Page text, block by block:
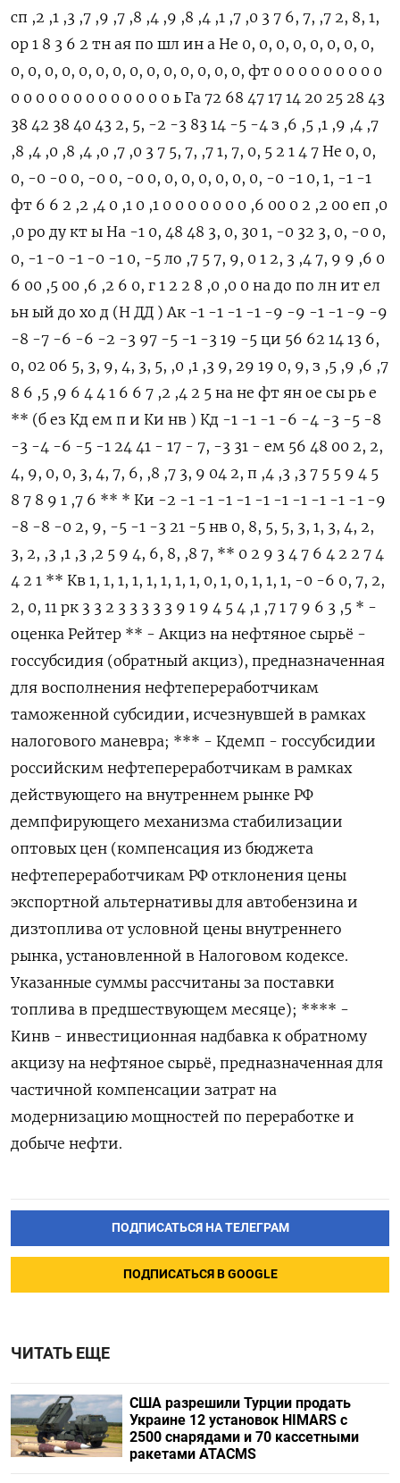
ПОДПИСАТЬСЯ НА ТЕЛЕГРАМ
ПОДПИСАТЬСЯ В GOOGLE
ЧИТАТЬ ЕЩЕ
США разрешили Турции продать
Украине 12 установок HIMARS с
2500 снарядами и 70 кассетными
ракетами ATACMS